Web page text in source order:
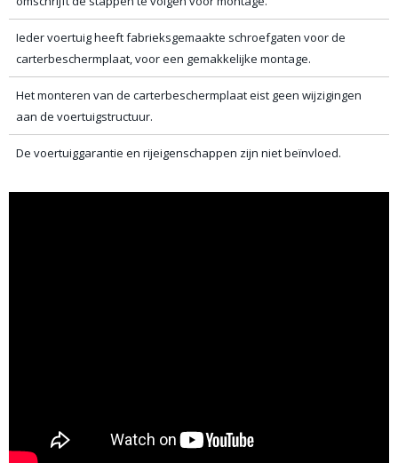
Ieder voertuig heeft fabrieksgemaakte schroefgaten voor de
carterbeschermplaat, voor een gemakkelijke montage.
Het monteren van de carterbeschermplaat eist geen wijzigingen
aan de voertuigstructuur.
De voertuiggarantie en rijeigenschappen zijn niet beïnvloed.